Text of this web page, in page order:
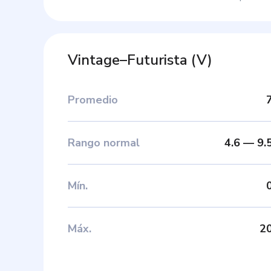
Vintage–Futurista (V)
Promedio
Rango normal 4.6 —
Mín.
Máx.